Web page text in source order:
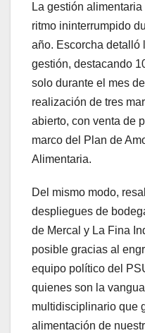
La gestión
ritmo ininterrumpido
año. Escorcha detalló
gestión, destacando
solo durante el mes
realización de tres
abierto, con venta de
marco del Plan de
Alimentaria.
Del mismo modo,
despliegues de
de Mercal y La Fina
posible gracias al
equipo político del
quienes son la
multidisciplinario que
alimentación de